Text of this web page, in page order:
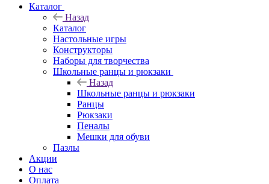
Каталог
Назад
Каталог
Настольные игры
Конструкторы
Наборы для творчества
Школьные ранцы и рюкзаки
Назад
Школьные ранцы и рюкзаки
Ранцы
Рюкзаки
Пеналы
Мешки для обуви
Пазлы
Акции
О нас
Оплата